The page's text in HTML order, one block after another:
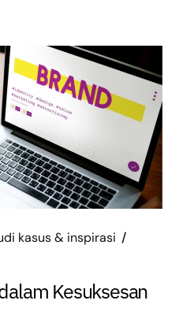
kasus & inspirasi
Kesuksesan